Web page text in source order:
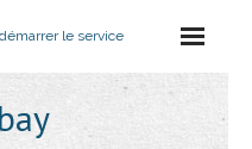
le service